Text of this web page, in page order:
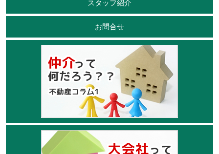
スタッフ紹介
お問合せ